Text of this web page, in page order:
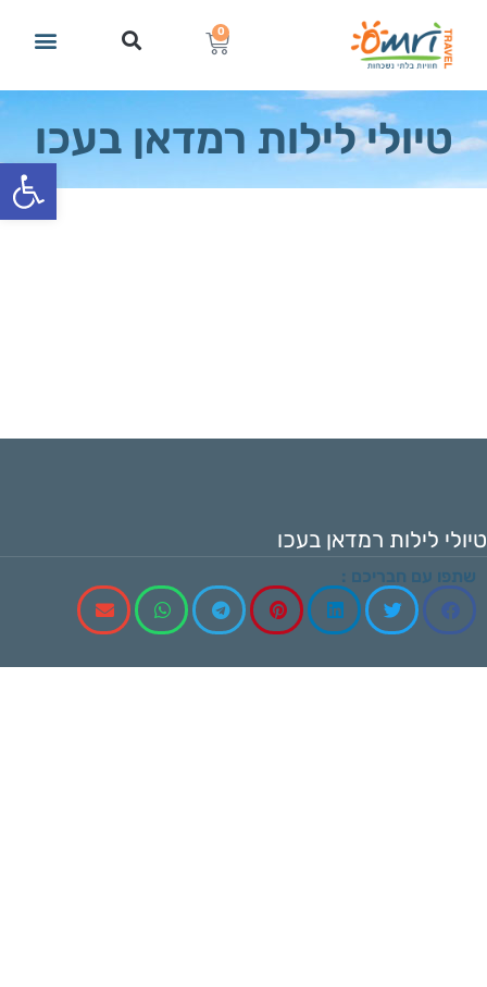
פתח
0
טיולי לילות רמדאן בעכו
טיולי לילות רמדאן בעכו
שתפו עם חבריכם :